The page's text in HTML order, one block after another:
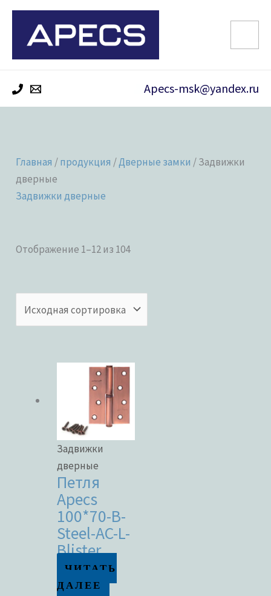
Перейти
содержимому
Apecs-msk@yandex.ru
Главная /продукция /Дверные замки / Задвижки
дверные
Задвижки дверные
Бренды
В наличии
В продаже
Метки товаров
Отображение 1–12 из 104
Задвижки
дверные
Петля
Apecs
100*70-B-
Steel-AC-L-
Blister
ЧИТАТЬ
ДАЛЕЕ